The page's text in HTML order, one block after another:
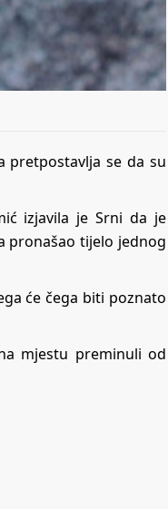
pretpostavlja se da su
izjavila je Srni da je
pronašao tijelo jednog
će čega biti poznato
mjestu preminuli od